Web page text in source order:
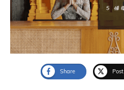
Share Post